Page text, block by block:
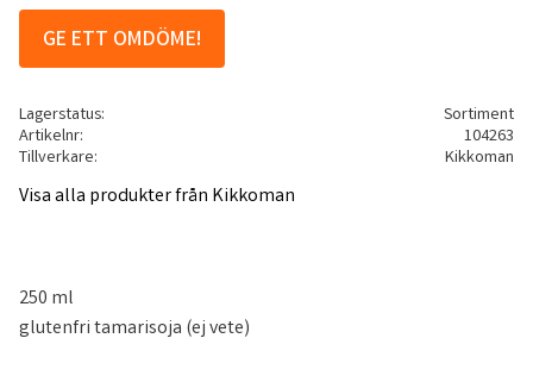
Lagerstatus
Sortiment
Artikelnr
104263
Tillverkare
Kikkoman
Visa alla produkter från Kikkoman
GE ETT OMDÖME!
250 ml
glutenfri tamarisoja (ej vete)